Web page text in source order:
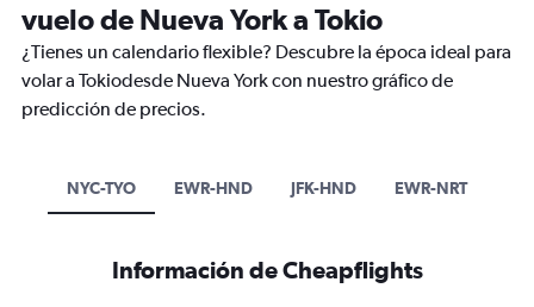
vuelo de Nueva York a Tokio
¿Tienes un calendario flexible? Descubre la época ideal para
volar a Tokiodesde Nueva York con nuestro gráfico de
predicción de precios.
NYC-TYO EWR-HND JFK-HND EWR-NRT
Información de Cheapflights